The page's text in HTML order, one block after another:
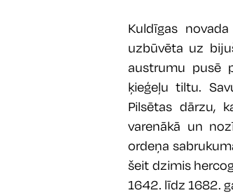
Kuldīgas
uzbūvēta uz
austrumu pusē
ķieģeļu tiltu.
Pilsētas dārzu,
varenākā un
ordeņa
šeit dzimis
1642. līdz 1682.